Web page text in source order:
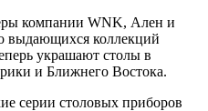
компании WNK, Ален и
выдающихся коллекций
украшают столы в
и Ближнего Востока.
серии столовых приборов